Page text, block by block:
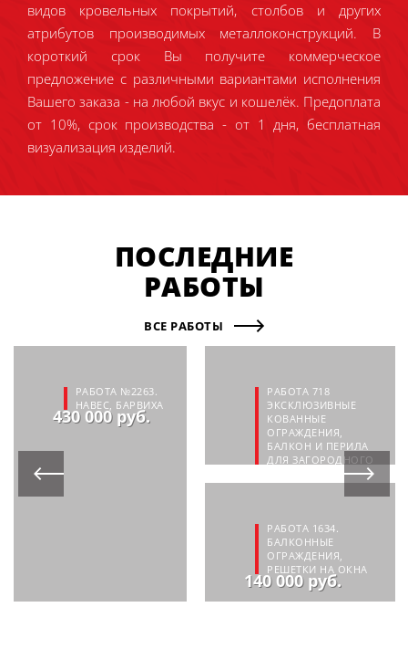
видов кровельных покрытий, столбов и других
атрибутов производимых металлоконструкций. В
короткий срок Вы получите коммерческое
предложение с различными вариантами исполнения
Вашего заказа - на любой вкус и кошелёк. Предоплата
от 10%, срок производства - от 1 дня, бесплатная
визуализация изделий.
ПОСЛЕДНИЕ
РАБОТЫ
ВСЕ РАБОТЫ
РАБОТА №2263.
НАВЕС, БАРВИХА
430 000 руб.
РАБОТА 718
ЭКСКЛЮЗИВНЫЕ
КОВАННЫЕ
ОГРАЖДЕНИЯ,
БАЛКОН И ПЕРИЛА
ДЛЯ ЗАГОРОДНОГО
ДОМА В Д.ОПАЛИХА
138 000 руб.
РАБОТА 1634.
БАЛКОННЫЕ
ОГРАЖДЕНИЯ,
РЕШЕТКИ НА ОКНА
140 000 руб.